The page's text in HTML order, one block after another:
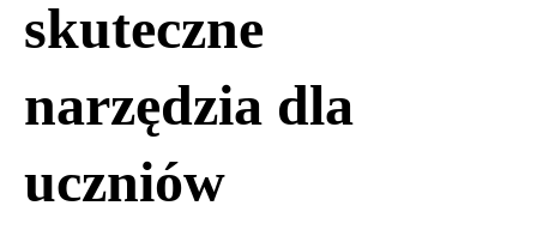
skuteczne
narzędzia dla
uczniów